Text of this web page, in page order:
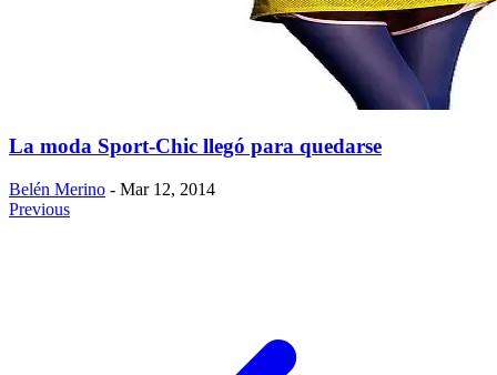
La moda Sport-Chic llegó para quedarse
Belén Merino - Mar 12, 2014
Previous